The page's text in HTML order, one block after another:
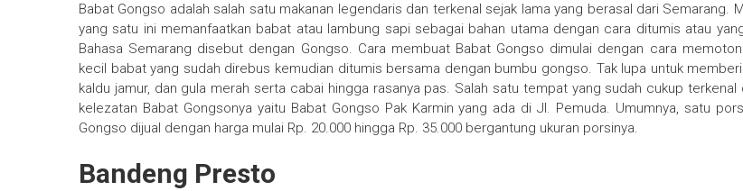
Babat Gongso adalah salah satu makanan legendaris dan terkenal sejak lama yang berasal dari Semarang.
yang satu ini memanfaatkan babat atau lambung sapi sebagai bahan utama dengan cara ditumis atau
Bahasa Semarang disebut dengan Gongso. Cara membuat Babat Gongso dimulai dengan cara
kecil babat yang sudah direbus kemudian ditumis bersama dengan bumbu gongso. Tak lupa untuk
kaldu jamur, dan gula merah serta cabai hingga rasanya pas. Salah satu tempat yang sudah cukup terkenal
kelezatan Babat Gongsonya yaitu Babat Gongso Pak Karmin yang ada di Jl. Pemuda. Umumnya, satu
Gongso dijual dengan harga mulai Rp. 20.000 hingga Rp. 35.000 bergantung ukuran porsinya.
Bandeng Presto